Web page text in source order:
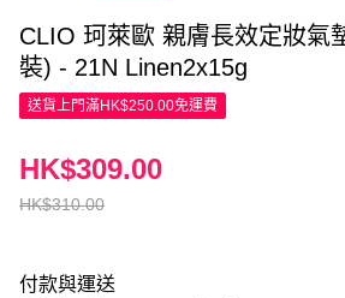
CLIO 珂萊歐 親膚長效定妝氣
裝) - 21N Linen2x15g
送貨上門滿HK$250.00免運費
HK$310.00
HK$309.00
付款與運送